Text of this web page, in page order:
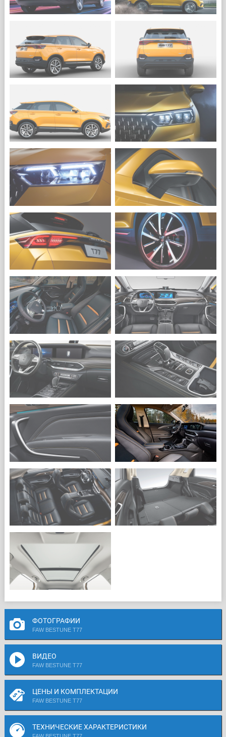
ФОТОГРАФИИ
FAW BESTUNE T77
ВИДЕО
FAW BESTUNE T77
ЦЕНЫ И КОМПЛЕКТАЦИИ
FAW BESTUNE T77
ТЕХНИЧЕСКИЕ ХАРАКТЕРИСТИКИ